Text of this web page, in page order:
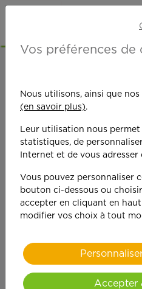
On est
quand
cœ
Vos préférences de
Nous utilisons, ainsi que
(en savoir plus).
Leur utilisation nous permet
statistiques, de
Internet et de vous
Vous pouvez personnaliser
bouton ci-dessous ou
accepter en cliquant en
modifier vos choix à tout
Accepter